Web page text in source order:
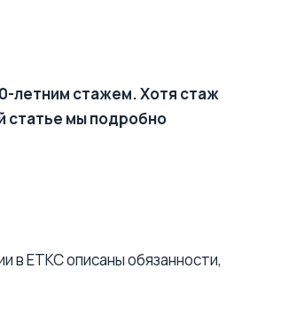
летним стажем. Хотя стаж
статье мы подробно
ЕТКС описаны обязанности,